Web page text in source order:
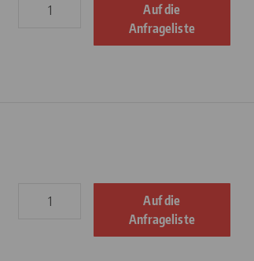
Auf die
Anfrageliste
Auf die
Anfrageliste